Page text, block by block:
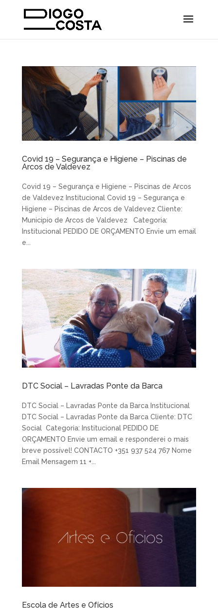
Covid 19 – Segurança e Higiene – Piscinas de
Arcos de Valdevez
Covid 19 – Segurança e Higiene – Piscinas de Arcos
de Valdevez Institucional Covid 19 – Segurança e
Higiene – Piscinas de Arcos de Valdevez Cliente:
Municipio de Arcos de Valdevez Categoria:
Institucional PEDIDO DE ORÇAMENTO Envie um email
e...
DTC Social – Lavradas Ponte da Barca
DTC Social – Lavradas Ponte da Barca Institucional
DTC Social – Lavradas Ponte da Barca Cliente: DTC
Social Categoria: Institucional PEDIDO DE
ORÇAMENTO Envie um email e responderei o mais
breve possível! CONTACTO +351 937 524 767 Nome
Email Mensagem 11 +...
Escola de Artes e Ofícios